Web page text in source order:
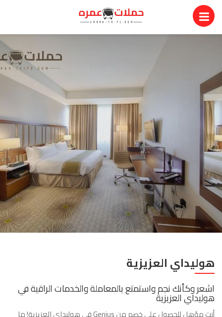
هوليداي العزيزية
اشعر وكأنك نجم واستمتع بالمعاملة والخدمات الراقية في
هوليداي العزيزية